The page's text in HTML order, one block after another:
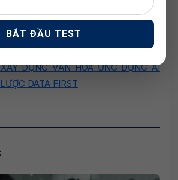
dụng Marketing 2026
, hãy gia
– nơi mỗi thành viên được tạo mọi
công trong sự nghiệp của chính mình.
DỰNG VĂN HÓA ỨNG DỤNG AI
DATA FIRST
BẮT ĐẦU TEST